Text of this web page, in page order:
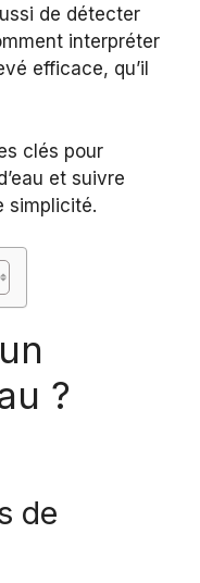
de détecter
interpréter
efficace, qu’il
clés pour
et suivre
simplicité.
?
de